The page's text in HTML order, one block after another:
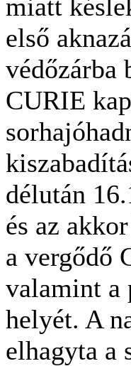
miatt
első
védőzárba
CURIE
délután
és az
a vergődő
valamint a
helyét. A
elhagyta a